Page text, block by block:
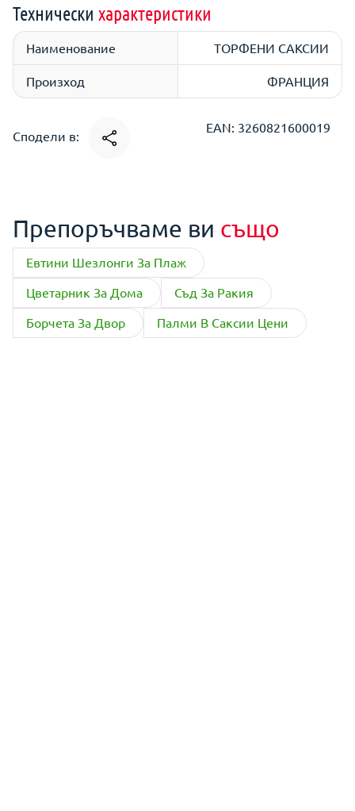
Технически характеристики
Наименование ТОРФЕНИ САКСИИ
Произход ФРАНЦИЯ
Сподели в:
EAN: 3260821600019
Препоръчваме ви също
Евтини Шезлонги За Плаж
Цветарник За Дома
Съд За Ракия
Борчета За Двор
Палми В Саксии Цени